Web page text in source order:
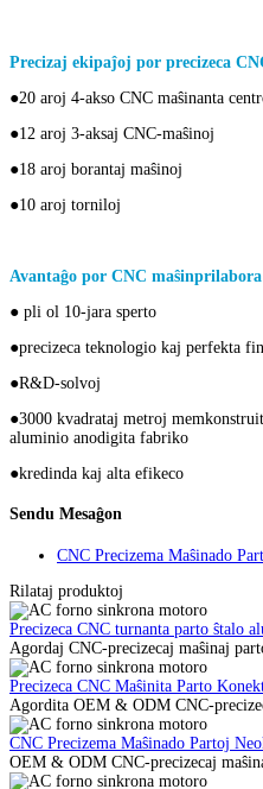
Precizaj ekipaĵoj por precizeca
●20 aroj 4-akso CNC maŝinanta
●12 aroj 3-aksaj CNC-maŝinoj
●18 aroj borantaj maŝinoj
●10 aroj torniloj
Avantaĝo por CNC
● pli ol 10-jara sperto
●precizeca teknologio kaj perfekta
●R&D-solvoj
●3000 kvadrataj metroj
aluminio anodigita fabriko
●kredinda kaj alta efikeco
Sendu Mesaĝon
CNC Precizema Maŝinado
Rilataj produktoj
Precizeca CNC turnanta parto ŝtalo
Agordaj CNC-precizecaj maŝinaj
Precizeca CNC Maŝinita Parto
Agordita OEM & ODM CNC-
CNC Precizema Maŝinado Partoj
OEM & ODM CNC-precizecaj